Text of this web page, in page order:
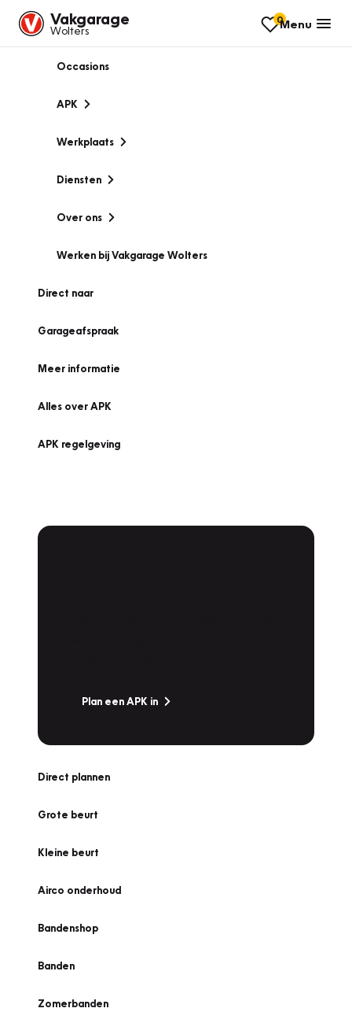
Vakgarage
Wolters
0Menu
Occasions
APK
Werkplaats
Diensten
Over ons
Werken bij Vakgarage Wolters
Direct naar
Garageafspraak
Meer informatie
Alles over APK
APK regelgeving
Plan een APK in
Direct plannen
Grote beurt
Kleine beurt
Airco onderhoud
Bandenshop
Banden
Zomerbanden